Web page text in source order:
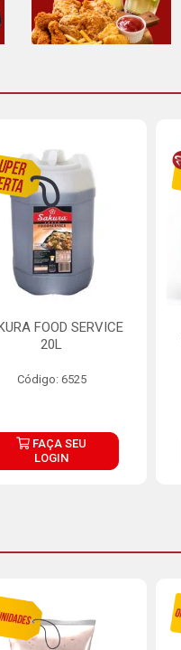
FOOD SERVICE
20L
Código: 6525
FAÇA SEU
LOGIN